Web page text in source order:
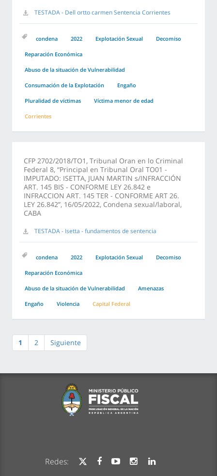
TESTADA - Dell ortto carmen Sentencia Corrientes
condena 2022 Explotación Sexual Decomiso
Reparación Económica
Abuso de la situación de Vulnerabilidad
Consumación de la Explotación Engaño
Pluralidad de víctimas Víctima menor de edad
Corrientes
CFP 2702/2018/TO1, Tribunal Oran en lo Criminal
Federal 8, “Principal en Tribunal Oral TO01 -
IMPUTADO: ISETTA, JUAN MARTIN s/INFRACCIÓN
ART. 145 BIS - CONFORME LEY 26.842 e
INFRACCION ART. 145 TER - CONFORME ART 26.
LEY 26.842”, 16/05/2022, Condena sexual/laboral,
CABA
TESTADA - Isetta - fundamentos de sentencia
condena 2022 Explotación Sexual Decomiso
Reparación Económica
Abuso de la situación de Vulnerabilidad Amenazas
Engaño Violencia Capital Federal
1 2 Siguiente
Redes: